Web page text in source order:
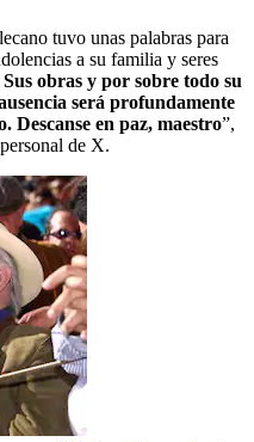
tuvo unas palabras para
a su familia y seres
Sus obras y por sobre todo su
será profundamente
Descanse en paz, maestro”,
de X.